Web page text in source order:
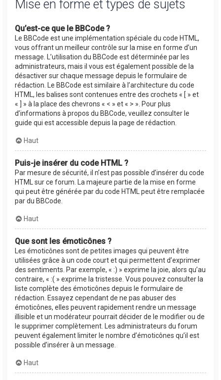
Mise en forme et types de sujets
Qu’est-ce que le BBCode ?
Le BBCode est une implémentation spéciale du code HTML,
vous offrant un meilleur contrôle sur la mise en forme d’un
message. L’utilisation du BBCode est déterminée par les
administrateurs, mais il vous est également possible de la
désactiver sur chaque message depuis le formulaire de
rédaction. Le BBCode est similaire à l’architecture du code
HTML, les balises sont contenues entre des crochets « [ » et
« ] » à la place des chevrons « < » et « > ». Pour plus
d’informations à propos du BBCode, veuillez consulter le
guide qui est accessible depuis la page de rédaction.
Haut
Puis-je insérer du code HTML ?
Par mesure de sécurité, il n’est pas possible d’insérer du code
HTML sur ce forum. La majeure partie de la mise en forme
qui peut être générée par du code HTML peut être remplacée
par du BBCode.
Haut
Que sont les émoticônes ?
Les émoticônes sont de petites images qui peuvent être
utilisées grâce à un code court et qui permettent d’exprimer
des sentiments. Par exemple, « :) » exprime la joie, alors qu’au
contraire, « :( » exprime la tristesse. Vous pouvez consulter la
liste complète des émoticônes depuis le formulaire de
rédaction. Essayez cependant de ne pas abuser des
émoticônes, elles peuvent rapidement rendre un message
illisible et un modérateur pourrait décider de le modifier ou de
le supprimer complètement. Les administrateurs du forum
peuvent également limiter le nombre d’émoticônes qu’il est
possible d’insérer à un message.
Haut